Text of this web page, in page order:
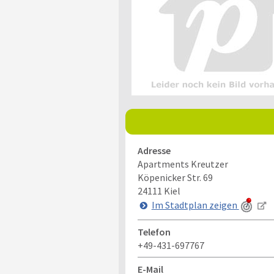
Adresse
Apartments Kreutzer
Köpenicker Str. 69
24111 Kiel
Im Stadtplan zeigen
Telefon
+49-431-697767
E-Mail